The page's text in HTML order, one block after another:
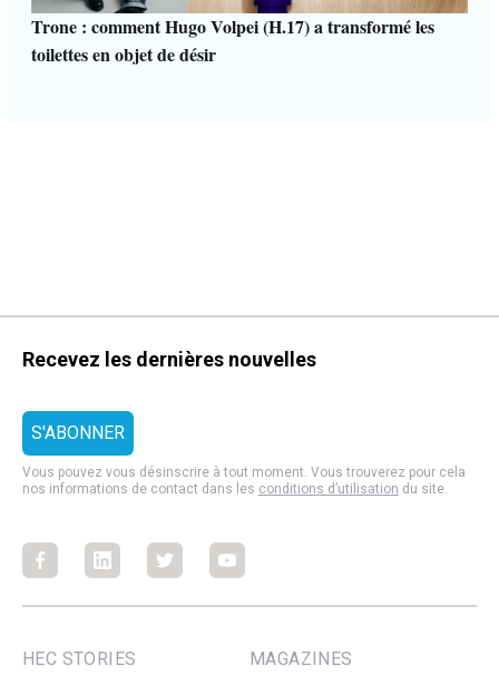
Trone : comment Hugo Volpei (H.17) a transformé les
toilettes en objet de désir
Recevez les dernières nouvelles
Vous pouvez vous désinscrire à tout moment. Vous trouverez pour cela
nos informations de contact dans les conditions d’utilisation du site.
FacebookFacebookFacebookFacebook
HEC STORIES MAGAZINES